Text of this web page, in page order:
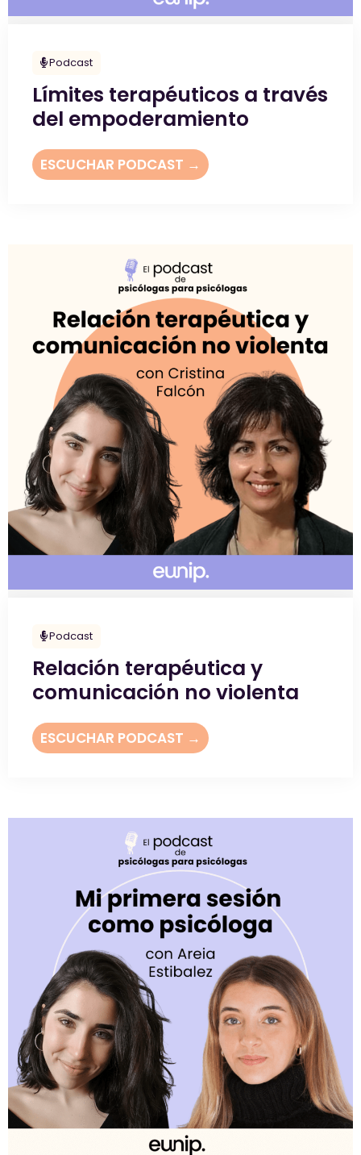
Podcast
Límites terapéuticos a través
del empoderamiento
ESCUCHAR PODCAST →
Podcast
Relación terapéutica y
comunicación no violenta
ESCUCHAR PODCAST →